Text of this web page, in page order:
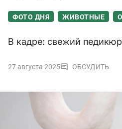
ФОТО ДНЯ ЖИВОТНЫЕ
В кадре: свежий педикюр
27 августа 2025 ОБСУДИТЬ